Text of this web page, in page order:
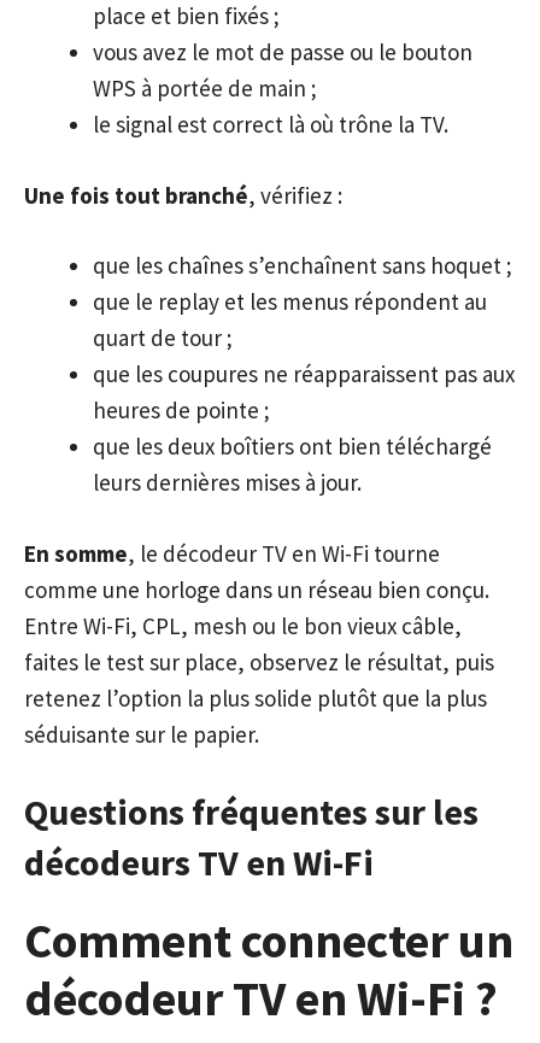
place et bien fixés ;
vous avez le mot de passe ou le bouton
WPS à portée de main ;
le signal est correct là où trône la TV.
Une fois tout branché, vérifiez :
que les chaînes s’enchaînent sans hoquet ;
que le replay et les menus répondent au
quart de tour ;
que les coupures ne réapparaissent pas aux
heures de pointe ;
que les deux boîtiers ont bien téléchargé
leurs dernières mises à jour.
En somme, le décodeur TV en Wi-Fi tourne
comme une horloge dans un réseau bien conçu.
Entre Wi-Fi, CPL, mesh ou le bon vieux câble,
faites le test sur place, observez le résultat, puis
retenez l’option la plus solide plutôt que la plus
séduisante sur le papier.
Questions fréquentes sur les
décodeurs TV en Wi-Fi
Comment connecter un
décodeur TV en Wi-Fi ?